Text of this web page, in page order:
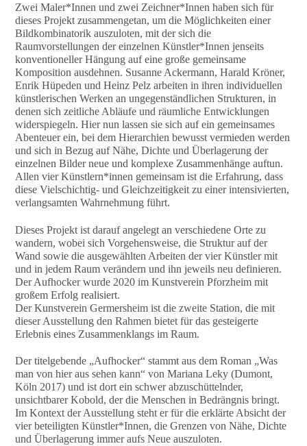
Zwei Maler*Innen und zwei Zeichner*Innen haben sich für
dieses Projekt zusammengetan, um die Möglichkeiten einer
Bildkombinatorik auszuloten, mit der sich die
Raumvorstellungen der einzelnen Künstler*Innen jenseits
konventioneller Hängung auf eine große gemeinsame
Komposition ausdehnen. Susanne Ackermann, Harald Kröner,
Enrik Hüpeden und Heinz Pelz arbeiten in ihren individuellen
künstlerischen Werken an ungegenständlichen Strukturen, in
denen sich zeitliche Abläufe und räumliche Entwicklungen
widerspiegeln. Hier nun lassen sie sich auf ein gemeinsames
Abenteuer ein, bei dem Hierarchien bewusst vermieden werden
und sich in Bezug auf Nähe, Dichte und Überlagerung der
einzelnen Bilder neue und komplexe Zusammenhänge auftun.
Allen vier Künstlern*innen gemeinsam ist die Erfahrung, dass
diese Vielschichtig- und Gleichzeitigkeit zu einer intensivierten,
verlangsamten Wahrnehmung führt.
Dieses Projekt ist darauf angelegt an verschiedene Orte zu
wandern, wobei sich Vorgehensweise, die Struktur auf der
Wand sowie die ausgewählten Arbeiten der vier Künstler mit
und in jedem Raum verändern und ihn jeweils neu definieren.
Der Aufhocker wurde 2020 im Kunstverein Pforzheim mit
großem Erfolg realisiert.
Der Kunstverein Germersheim ist die zweite Station, die mit
dieser Ausstellung den Rahmen bietet für das gesteigerte
Erlebnis eines Zusammenklangs im Raum.
Der titelgebende „Aufhocker“ stammt aus dem Roman „Was
man von hier aus sehen kann“ von Mariana Leky (Dumont,
Köln 2017) und ist dort ein schwer abzuschüttelnder,
unsichtbarer Kobold, der die Menschen in Bedrängnis bringt.
Im Kontext der Ausstellung steht er für die erklärte Absicht der
vier beteiligten Künstler*Innen, die Grenzen von Nähe, Dichte
und Überlagerung immer aufs Neue auszuloten.